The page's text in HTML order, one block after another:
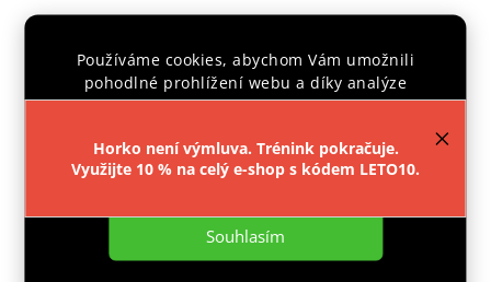
Používáme cookies, abychom Vám umožnili
pohodlné prohlížení webu a díky analýze
provozu webu neustále zlepšovali jeho funkce,
Nastavení
Souhlasím
Horko není výmluva. Trénink pokračuje.
Využijte 10 % na celý e-shop s kódem LETO10.
CHRÁNIČE KOLEN FIGHTER COMPETITION - MODRÁ
531 Kč
Detail